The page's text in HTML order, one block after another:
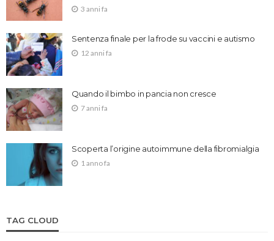
3 anni fa
Sentenza finale per la frode su vaccini e autismo
12 anni fa
Quando il bimbo in pancia non cresce
7 anni fa
Scoperta l’origine autoimmune della fibromialgia
1 anno fa
TAG CLOUD